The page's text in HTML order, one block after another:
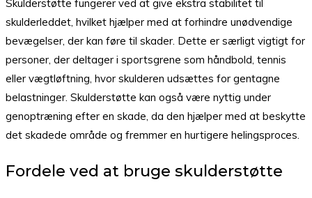
Skulderstøtte fungerer ved at give ekstra stabilitet til
skulderleddet, hvilket hjælper med at forhindre unødvendige
bevægelser, der kan føre til skader. Dette er særligt vigtigt for
personer, der deltager i sportsgrene som håndbold, tennis
eller vægtløftning, hvor skulderen udsættes for gentagne
belastninger. Skulderstøtte kan også være nyttig under
genoptræning efter en skade, da den hjælper med at beskytte
det skadede område og fremmer en hurtigere helingsproces.
Fordele ved at bruge skulderstøtte